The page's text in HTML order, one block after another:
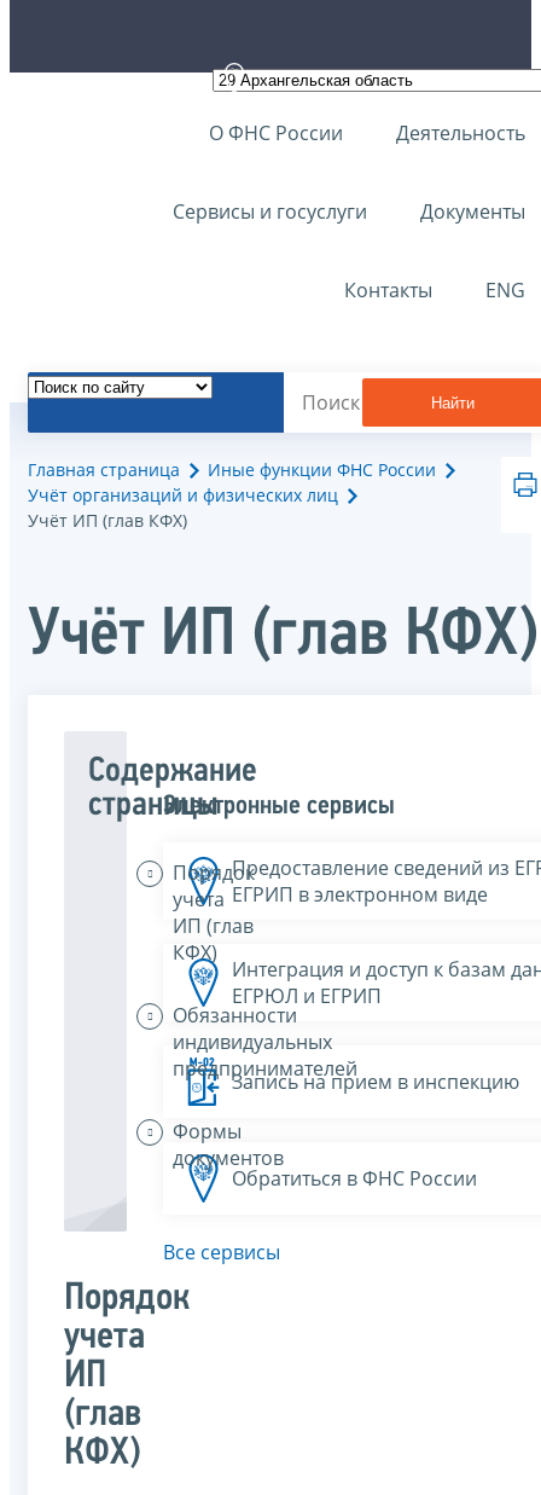
О ФНС России Деятельность
Сервисы и госуслуги Документы
Контакты ENG
Найти
Главная страница
Иные функции ФНС России
Учёт организаций и физических лиц
Учёт ИП (глав КФХ)
Учёт ИП (глав КФХ)
Содержание
страницы
Порядок
учета
ИП (глав
КФХ)
Обязанности
индивидуальных
предпринимателей
Формы
документов
Порядок
учета
ИП
(глав
КФХ)
Электронные сервисы
Предоставление сведений из
ЕГРИП в электронном виде
Интеграция и доступ к базам
ЕГРЮЛ и ЕГРИП
Запись на прием в инспекцию
Обратиться в ФНС России
Все сервисы